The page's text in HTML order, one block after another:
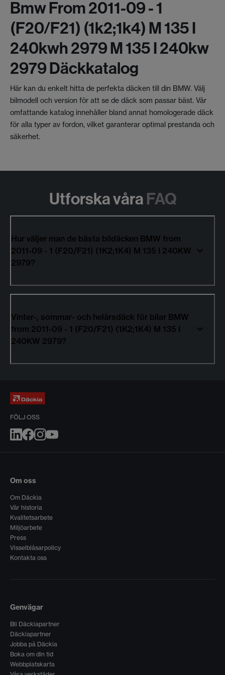
Bmw From 2011-09 - 1
(f20/f21) (1k2;1k4) M 135 I
240kwh 2979 M 135 I 240kw
2979 Däckkatalog
Här kan du enkelt hitta de perfekta däcken till din BMW. Välj
bilmodell och version för att se de däck som passar bäst. Vår
omfattande katalog innehåller bland annat homologerade däck
för alla typer av fordon, vilket garanterar optimal prestanda och
säkerhet.
Utforska våra FAQ
Hur väljer man de bästa bildäcken BMW from
2011-09 - 1 (F20/F21) (1K2;1K4) M 135 I 240KW
2979?
Vinter-, sommar- och helårsdäck för bilar BMW
from 2011-09 - 1 (F20/F21) (1K2;1K4) M 135 I
240KW 2979?
FÖLJ OSS
Om oss
Om Däckia
Vår historia
Kvalitetsarbete
Miljöarbete
Press
Visselblåsarpolicy
Kontakta oss
Genvägar
Bli Däckiapartner
Däckiapartner
Jobba på Däckia
Boka om din tid
Webbplatskarta